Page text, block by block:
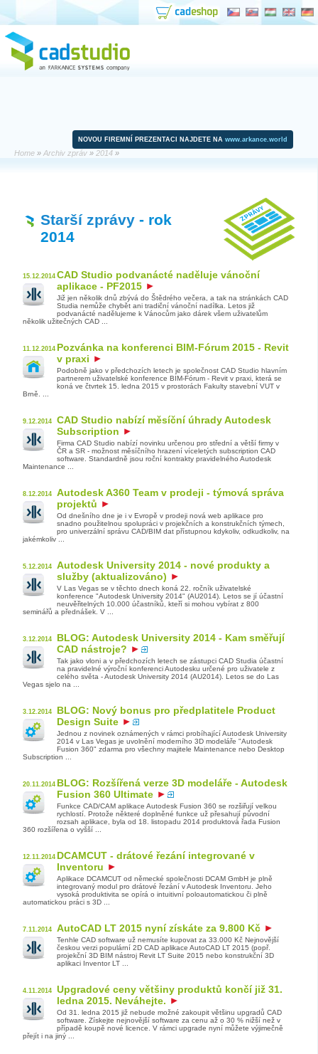
NOVOU FIREMNÍ PREZENTACI NAJDETE NA www.arkance.world
Home » Archiv zpráv » 2014 »
Starší zprávy - rok
2014
15.12.2014 CAD Studio podvanácté naděluje vánoční
aplikace - PF2015
Již jen několik dnů zbývá do Štědrého večera, a tak na stránkách CAD
Studia nemůže chybět ani tradiční vánoční nadílka. Letos již
podvanácté nadělujeme k Vánocům jako dárek všem uživatelům
několik užitečných CAD ...
11.12.2014 Pozvánka na konferenci BIM-Fórum 2015 - Revit
v praxi
Podobně jako v předchozích letech je společnost CAD Studio hlavním
partnerem uživatelské konference BIM-Fórum - Revit v praxi, která se
koná ve čtvrtek 15. ledna 2015 v prostorách Fakulty stavební VUT v
Brně. ...
9.12.2014
CAD Studio nabízí měsíční úhrady Autodesk
Subscription
Firma CAD Studio nabízí novinku určenou pro střední a větší firmy v
ČR a SR - možnost měsíčního hrazení víceletých subscription CAD
software. Standardně jsou roční kontrakty pravidelného Autodesk
Maintenance ...
8.12.2014
Autodesk A360 Team v prodeji - týmová správa
projektů
Od dnešního dne je i v Evropě v prodeji nová web aplikace pro
snadno použitelnou spolupráci v projekčních a konstrukčních týmech,
pro univerzální správu CAD/BIM dat přístupnou kdykoliv, odkudkoliv, na
jakémkoliv ...
5.12.2014
Autodesk University 2014 - nové produkty a
služby (aktualizováno)
V Las Vegas se v těchto dnech koná 22. ročník uživatelské
konference "Autodesk University 2014" (AU2014). Letos se jí účastní
neuvěřitelných 10.000 účastníků, kteří si mohou vybírat z 800
seminářů a přednášek. V ...
3.12.2014
BLOG: Autodesk University 2014 - Kam směřují
CAD nástroje?
Tak jako vloni a v předchozích letech se zástupci CAD Studia účastní
na pravidelné výroční konferenci Autodesku určené pro uživatele z
celého světa - Autodesk University 2014 (AU2014). Letos se do Las
Vegas sjelo na ...
3.12.2014
BLOG: Nový bonus pro předplatitele Product
Design Suite
Jednou z novinek oznámených v rámci probíhající Autodesk University
2014 v Las Vegas je uvolnění moderního 3D modeláře "Autodesk
Fusion 360" zdarma pro všechny majitele Maintenance nebo Desktop
Subscription ...
20.11.2014 BLOG: Rozšířená verze 3D modeláře - Autodesk
Fusion 360 Ultimate
Funkce CAD/CAM aplikace Autodesk Fusion 360 se rozšiřují velkou
rychlostí. Protože některé doplněné funkce už přesahují původní
rozsah aplikace, byla od 18. listopadu 2014 produktová řada Fusion
360 rozšířena o vyšší ...
12.11.2014 DCAMCUT - drátové řezání integrované v
Inventoru
Aplikace DCAMCUT od německé společnosti DCAM GmbH je plně
integrovaný modul pro drátové řezání v Autodesk Inventoru. Jeho
vysoká produktivita se opírá o intuitivní poloautomatickou či plně
automatickou práci s 3D ...
7.11.2014 AutoCAD LT 2015 nyní získáte za 9.800 Kč
Tenhle CAD software už nemusíte kupovat za 33.000 Kč Nejnovější
českou verzi populární 2D CAD aplikace AutoCAD LT 2015 (popř.
projekční 3D BIM nástroj Revit LT Suite 2015 nebo konstrukční 3D
aplikaci Inventor LT ...
4.11.2014
Upgradové ceny většiny produktů končí již 31.
ledna 2015. Neváhejte.
Od 31. ledna 2015 již nebude možné zakoupit většinu upgradů CAD
software. Získejte nejnovější software za cenu až o 30 % nižší než v
případě koupě nové licence. V rámci upgrade nyní můžete výjimečně
přejít i na jiný ...